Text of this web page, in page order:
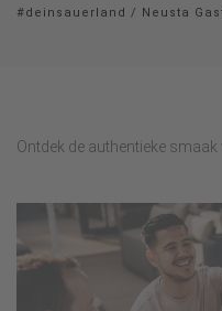
#deinsauerland / Neusta
Ontdek de authentieke